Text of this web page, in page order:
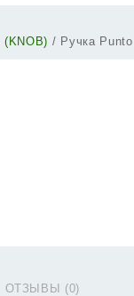
(KNOB) / Ручка
ОТЗЫВЫ (0)